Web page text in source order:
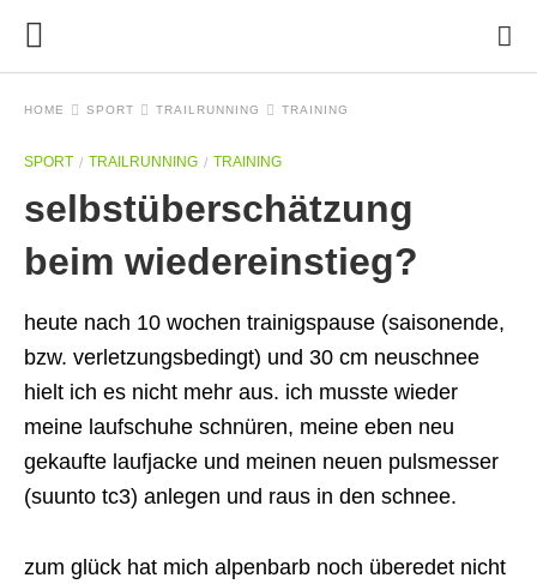
HOME SPORT TRAILRUNNING TRAINING
SPORT TRAILRUNNING TRAINING
selbstüberschätzung
beim wiedereinstieg?
heute nach 10 wochen trainigspause (saisonende,
bzw. verletzungsbedingt) und 30 cm neuschnee
hielt ich es nicht mehr aus. ich musste wieder
meine laufschuhe schnüren, meine eben neu
gekaufte laufjacke und meinen neuen pulsmesser
(suunto tc3) anlegen und raus in den schnee.
zum glück hat mich alpenbarb noch überedet nicht